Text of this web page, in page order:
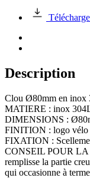
304L
logo
Description
Clou Ø80mm en inox
MATIERE : inox
DIMENSIONS :
FINITION : logo vélo
FIXATION :
CONSEIL POUR LA
remplisse la partie
qui occasionne à